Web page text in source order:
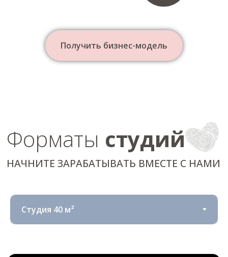
Получить бизнес-модель